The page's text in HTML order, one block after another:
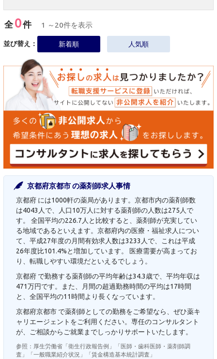
全0件 1 ～20件を表示
並び替え： 新着順 人気順
京都府京都市 の薬剤師求人事情
京都府 には1000軒の薬局があります。京都市内の薬剤師数
は4043人で、人口10万人に対する薬剤師の人数は275人で
す。 全国平均の226.7人と比較すると、薬剤師が充実してい
る地域であるといえます。京都府内の医療・福祉求人につい
て、平成27年度の月間有効求人数は3233人で、これは平成
26年度比101.4%と増加しています。 医療需要が高まってお
り、転職しやすい環境だといえるでしょう。
京都府 で勤務する薬剤師の平均年齢は34.3歳で、平均年収は
471万円です。また、月間の超過勤務時間の平均は17時間
と、全国平均の11時間より長くなっています。
京都府京都市 で薬剤師としての勤務をご希望なら、ぜひ薬キ
ャリエージェントをご利用ください。専任のコンサルタント
が、ご相談からご就業までしっかりサポートいたします。
参照：厚生労働省「衛生行政報告例」「医師・歯科医師・薬剤師調
査」「一般職業紹介状況」「賃金構造基本統計調査」